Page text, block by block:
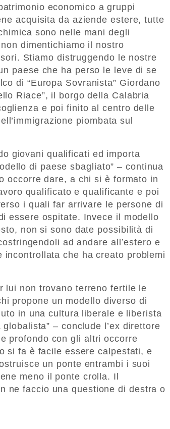
economico a gruppi
acquisita da aziende estere, tutte
sono nelle mani degli
dimentichiamo il nostro
Stiamo distruggendo le nostre
paese che ha perso le leve di se
di “Europa Sovranista” Giordano
Riace”, il borgo della Calabria
e poi finito al centro delle
piombata sul
giovani qualificati ed importa
di paese sbagliato” – continua
occorre dare, a chi si è formato in
qualificato e qualificante e poi
i quali far arrivare le persone di
essere ospitate. Invece il modello
non si sono date possibilità di
ad andare all’estero e
che ha creato problemi
lui non trovano terreno fertile le
propone un modello diverso di
in una cultura liberale e liberista
– conclude l’ex direttore
profondo con gli altri occorre
si fa è facile essere calpestati, e
un ponte entrambi i suoi
meno il ponte crolla. Il
ne faccio una questione di destra o